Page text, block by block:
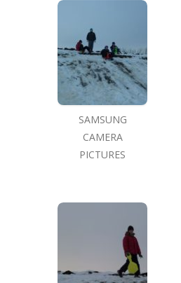
SAMSUNG
CAMERA
PICTURES